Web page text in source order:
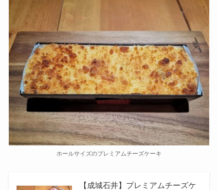
ホールサイズのプレミアムチーズケーキ
【成城石井】プレミアムチーズケ